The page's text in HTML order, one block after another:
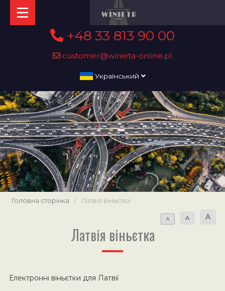
+48 33 813 90 00
customer@winieta-online.pl
Український
Головна сторінка / Латвія віньєтка
A A A
Латвія віньєтка
Електронні віньєтки для Латвії